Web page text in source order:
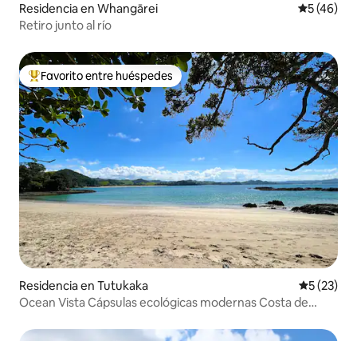
Residencia en Whangārei
5 (46)
Retiro junto al río
De los mejores en Favorito entre huéspedes
Favorito entre huéspedes
Residencia en Tutukaka
5 (23)
Ocean Vista Cápsulas ecológicas modernas Costa de